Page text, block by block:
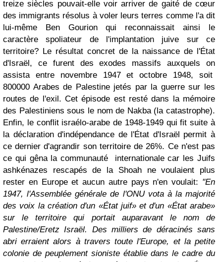
treize siècles pouvait-elle voir arriver de gaité de cœur
des immigrants résolus à voler leurs terres comme l'a dit
lui-même Ben Gourion qui reconnaissait ainsi le
caractère spoliateur de l'implantation juive sur ce
territoire? Le résultat concret de la naissance de l'État
d'Israël, ce furent des exodes massifs auxquels on
assista entre novembre 1947 et octobre 1948, soit
800000 Arabes de Palestine jetés par la guerre sur les
routes de l'exil. Cet épisode est resté dans la mémoire
des Palestiniens sous le nom de Nakba (la catastrophe).
Enfin, le conflit israélo-arabe de 1948-1949 qui fit suite à
la déclaration d'indépendance de l'État d'Israël permit à
ce dernier d'agrandir son territoire de 26%. Ce n'est pas
ce qui gêna la communauté internationale car les Juifs
ashkénazes rescapés de la Shoah ne voulaient plus
rester en Europe et aucun autre pays n'en voulait: "En
1947, l'Assemblée générale de l'ONU vota à la majorité
des voix la création d'un «État juif» et d'un «État arabe»
sur le territoire qui portait auparavant le nom de
Palestine/Eretz Israël. Des milliers de déracinés sans
abri erraient alors à travers toute l'Europe, et la petite
colonie de peuplement sioniste établie dans le cadre du